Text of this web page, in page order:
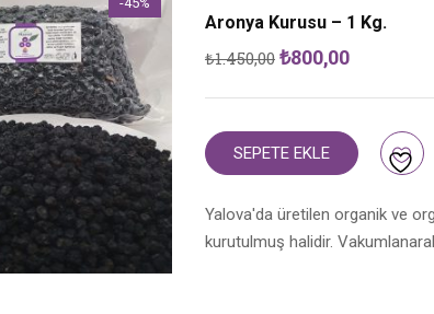
Aronya Kurusu – 1 Kg.
₺1.450,00 Orijinal
₺800,00Şu
₺800,00.
SEPETE EKLE
Yalova'da üretilen organik ve
kurutulmuş halidir.